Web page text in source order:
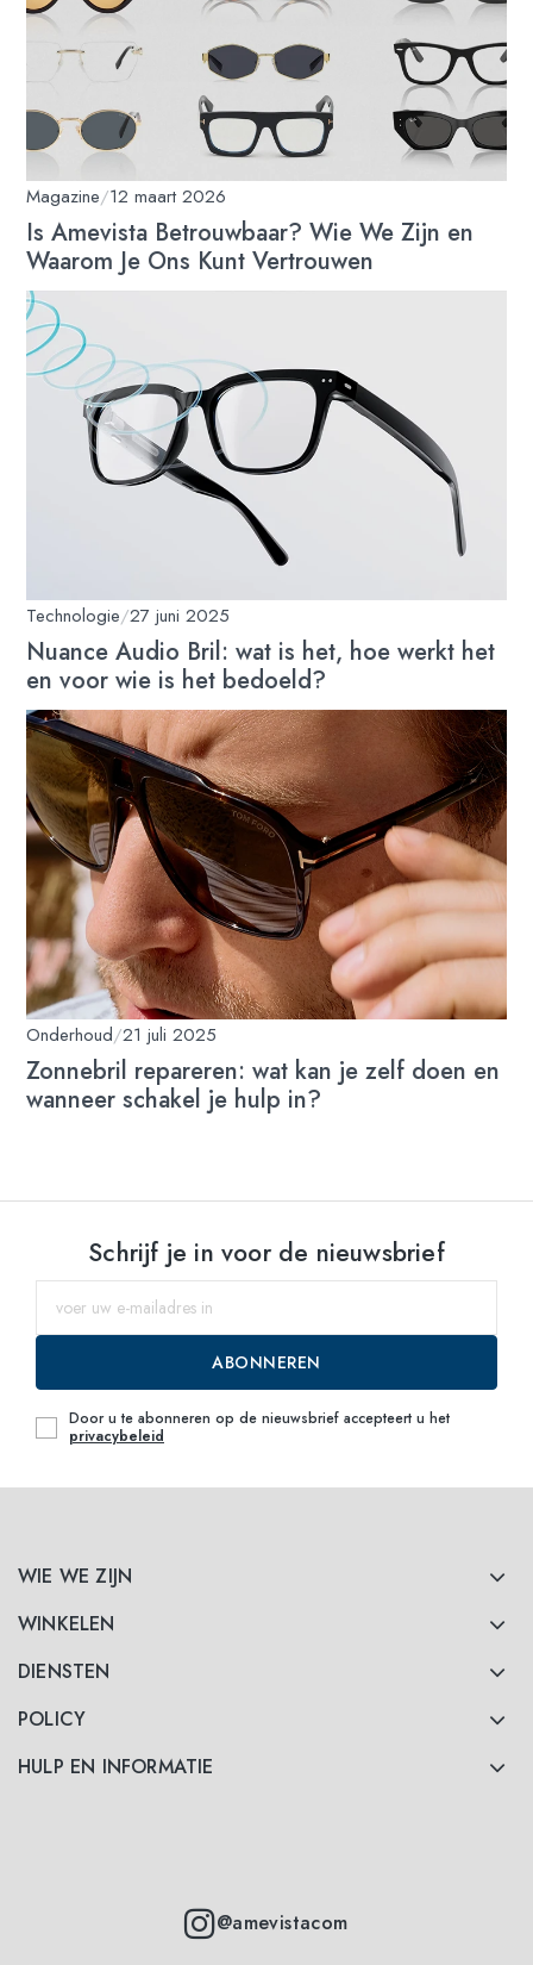
Magazine/12 maart 2026
Is Amevista Betrouwbaar? Wie We Zijn en
Waarom Je Ons Kunt Vertrouwen
Technologie/27 juni 2025
Nuance Audio Bril: wat is het, hoe werkt het
en voor wie is het bedoeld?
Onderhoud/21 juli 2025
Zonnebril repareren: wat kan je zelf doen en
wanneer schakel je hulp in?
WIE WE ZIJN
WINKELEN
DIENSTEN
POLICY
HULP EN INFORMATIE
@amevistacom
Schrijf je in voor de nieuwsbrief
ABONNEREN
Door u te abonneren op de nieuwsbrief accepteert u het
privacybeleid